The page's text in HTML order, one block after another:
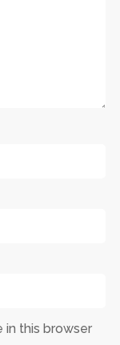
in this browser